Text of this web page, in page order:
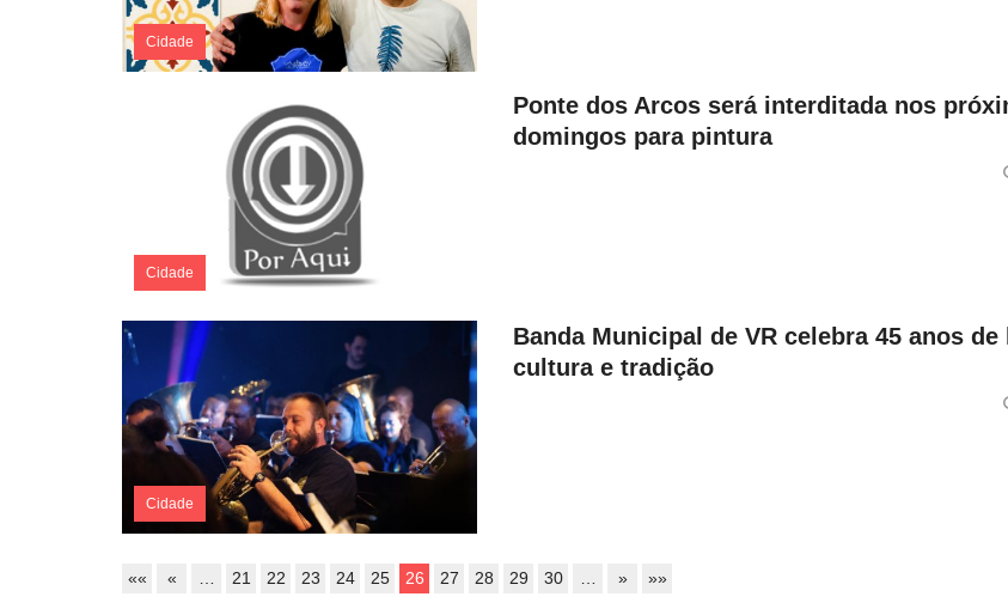
Cidade
Cidade
Ponte dos Arcos será interditada nos
domingos para pintura
Cidade
Banda Municipal de VR celebra 45 anos
cultura e tradição
«« « 21 22 23 24 25 26 27 28 29 30 » »»